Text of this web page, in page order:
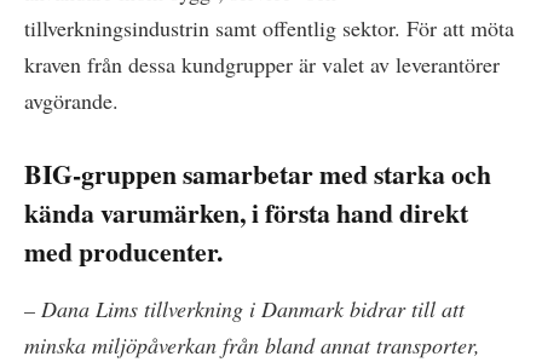
tillverkningsindustrin samt offentlig sektor. För att möta
kraven från dessa kundgrupper är valet av leverantörer
avgörande.
BIG-gruppen samarbetar med starka och
kända varumärken, i första hand direkt
med producenter.
– Dana Lims tillverkning i Danmark bidrar till att
minska miljöpåverkan från bland annat transporter,